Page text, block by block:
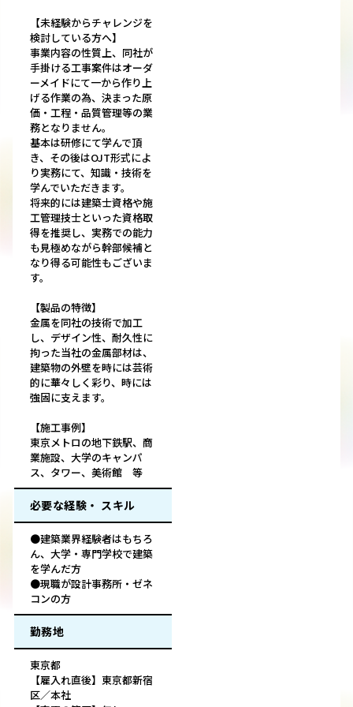
【未経験からチャレンジを
検討している方へ】
事業内容の性質上、同社が
手掛ける工事案件はオーダ
ーメイドにて一から作り上
げる作業の為、決まった原
価・工程・品質管理等の業
務となりません。
基本は研修にて学んで頂
き、その後はOJT形式によ
り実務にて、知識・技術を
学んでいただきます。
将来的には建築士資格や施
工管理技士といった資格取
得を推奨し、実務での能力
も見極めながら幹部候補と
なり得る可能性もございま
す。
【製品の特徴】
金属を同社の技術で加工
し、デザイン性、耐久性に
拘った当社の金属部材は、
建築物の外壁を時には芸術
的に華々しく彩り、時には
強固に支えます。
【施工事例】
東京メトロの地下鉄駅、商
業施設、大学のキャンパ
ス、タワー、美術館 等
必要な経験・ スキル
●建築業界経験者はもちろ
ん、大学・専門学校で建築
を学んだ方
●現職が設計事務所・ゼネ
コンの方
勤務地
東京都
【雇入れ直後】東京都新宿
区／本社